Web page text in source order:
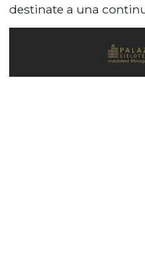
destinate a una